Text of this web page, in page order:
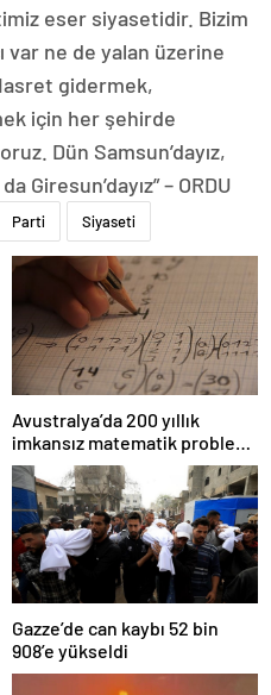
eser siyasetidir. Bizim
var ne de yalan üzerine
gidermek,
için her şehirde
Dün Samsun’dayız,
Giresun’dayız” – ORDU
Parti Siyaseti
Avustralya’da 200 yıllık
imkansız matematik problemi
çözüldü
Gazze’de can kaybı 52 bin
908’e yükseldi